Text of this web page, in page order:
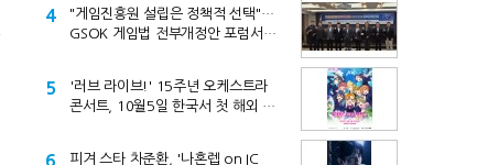
4
"게임진흥원 설립은 정책적 선택"…
GSOK 게임법 전부개정안 포럼서
5
'러브 라이브!' 15주년 오케스트라
콘서트, 10월5일 한국서 첫 해외 공
6
피겨 스타 차준환, '나혼렙 on IC